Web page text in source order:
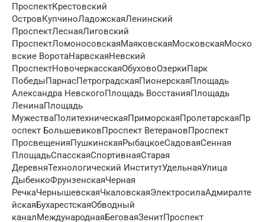
ПроспектКрестовский
ОстровКупчиноЛадожскаяЛенинский
ПроспектЛеснаяЛиговский
ПроспектЛомоносовскаяМаяковскаяМосковскаяМоско
вские ВоротаНарвскаяНевский
ПроспектНовочеркасскаяОбуховоОзеркиПарк
ПобедыПарнасПетроградскаяПионерскаяПлощадь
Александра НевскогоПлощадь ВосстанияПлощадь
ЛенинаПлощадь
МужестваПолитехническаяПриморскаяПролетарскаяПр
оспект БольшевиковПроспект ВетерановПроспект
ПросвещенияПушкинскаяРыбацкоеСадоваяСенная
ПлощадьСпасскаяСпортивнаяСтарая
ДеревняТехнологический ИнститутУдельнаяУлица
ДыбенкоФрунзенскаяЧерная
РечкаЧернышевскаяЧкаловскаяЭлектросилаАдмиралте
йскаяБухарестскаяОбводный
каналМеждународнаяБеговаяЗенитПроспект